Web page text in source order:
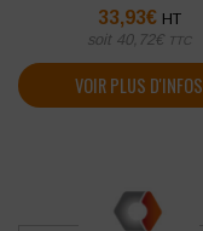
33,93€ HT
soit 40,72€ TTC
VOIR PLUS D'INFOS